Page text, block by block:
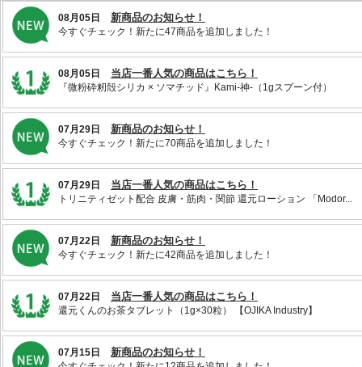
08月05日 新商品のお知らせ！
今すぐチェック！新たに47商品を追加しました！
08月05日 当店一番人気の商品はこちら！
『微粉砕籾殻シリカ × ソマチッド』Kami-神-（1gスプーン付）
07月29日 新商品のお知らせ！
今すぐチェック！新たに70商品を追加しました！
07月29日 当店一番人気の商品はこちら！
トリニティゼット配合 皮膚・筋肉・関節 還元ローション 「Modor...
07月22日 新商品のお知らせ！
今すぐチェック！新たに42商品を追加しました！
07月22日 当店一番人気の商品はこちら！
還元くんのお茶タブレット（1g×30粒） 【OJIKA Industry】
07月15日 新商品のお知らせ！